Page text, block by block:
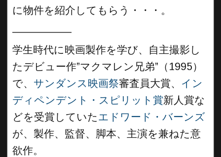
に物件を紹介してもらう・・・。
学生時代に映画製作を学び、自主撮影し
たデビュー作”マクマレン兄弟”（1995）
で、 サンダンス映画祭審査員大賞、 イン
ディペンデント・スピリット賞新人賞な
どを受賞していたエドワード・バーンズ
が、製作、監督、脚本、主演を兼ねた意
欲作。